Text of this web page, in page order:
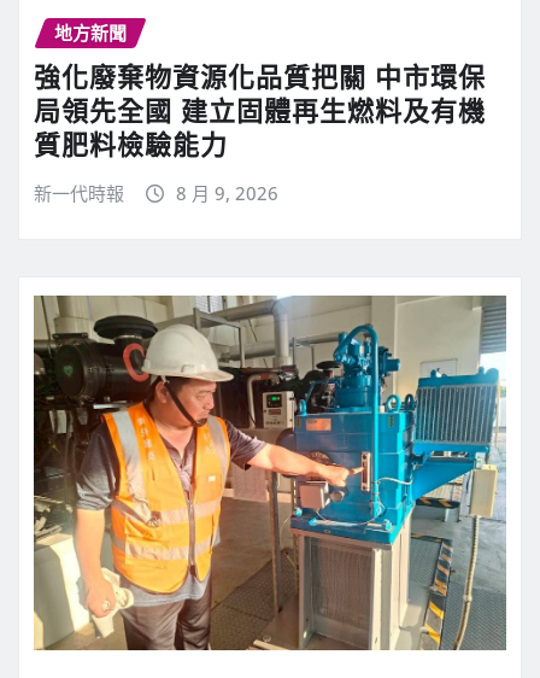
地方新聞
強化廢棄物資源化品質把關 中市環保
局領先全國 建立固體再生燃料及有機
質肥料檢驗能力
新一代時報 8 月 9, 2026